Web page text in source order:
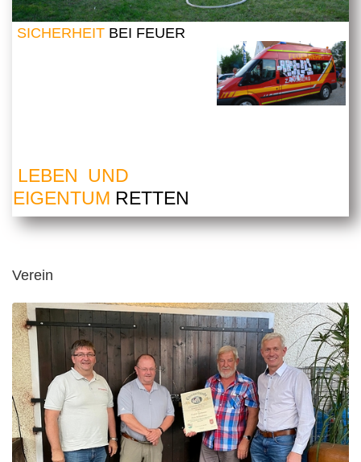
SICHERHEIT BEI FEUER
LEBEN UND
EIGENTUM RETTEN
Verein